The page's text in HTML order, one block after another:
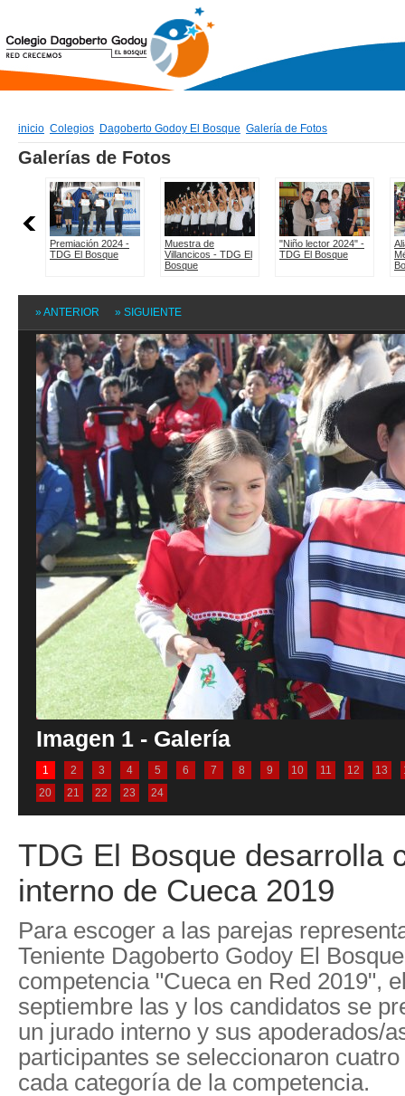
inicio Colegios Dagoberto Godoy El Bosque Galería de Fotos
» ANTERIOR » SIGUIENTE
Imagen 1 - Galería
1 2 3 4 5 6 7 8 9 10 11 12 13
20
21 22 23 24
TDG El Bosque desarrolla
interno de Cueca 2019
Para escoger a las parejas
Teniente Dagoberto Godoy El
competencia "Cueca en Red 2019",
septiembre las y los candidatos se
un jurado interno y sus apoderados/
participantes se seleccionaron
cada categoría de la competencia.